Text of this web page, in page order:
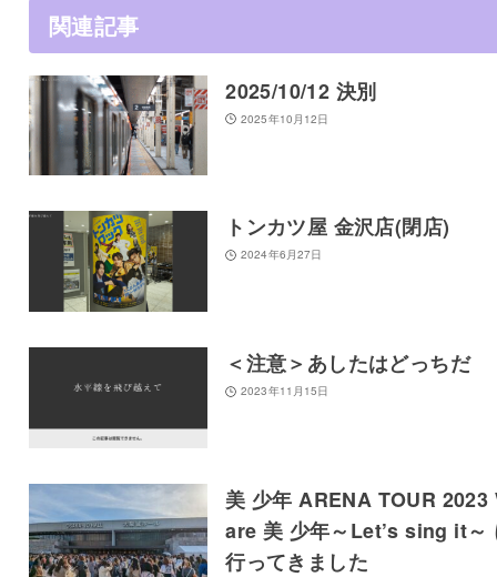
関連記事
2025/10/12 決別
2025年10月12日
トンカツ屋 金沢店(閉店)
2024年6月27日
＜注意＞あしたはどっちだ
2023年11月15日
美 少年 ARENA TOUR 2023
are 美 少年～Let’s sing it～
行ってきました